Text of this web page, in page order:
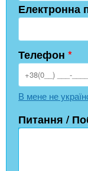
Електронна
Телефон *
В мене не
Питання /